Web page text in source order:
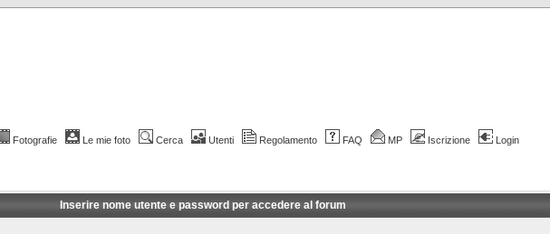
Fotografie Le mie foto Cerca Utenti Regolamento FAQ MP Iscrizione Login
Inserire nome utente e password per accedere al forum